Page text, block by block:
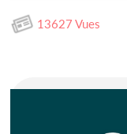
13627 Vues